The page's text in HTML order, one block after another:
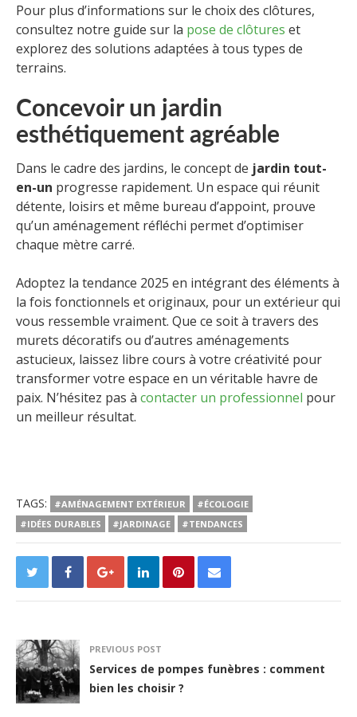
Pour plus d’informations sur le choix des clôtures,
consultez notre guide sur la pose de clôtures et
explorez des solutions adaptées à tous types de
terrains.
Concevoir un jardin
esthétiquement agréable
Dans le cadre des jardins, le concept de jardin tout-
en-un progresse rapidement. Un espace qui réunit
détente, loisirs et même bureau d’appoint, prouve
qu’un aménagement réfléchi permet d’optimiser
chaque mètre carré.
Adoptez la tendance 2025 en intégrant des éléments à
la fois fonctionnels et originaux, pour un extérieur qui
vous ressemble vraiment. Que ce soit à travers des
murets décoratifs ou d’autres aménagements
astucieux, laissez libre cours à votre créativité pour
transformer votre espace en un véritable havre de
paix. N’hésitez pas à contacter un professionnel pour
un meilleur résultat.
TAGS: #AMÉNAGEMENT EXTÉRIEUR
#ÉCOLOGIE
#IDÉES DURABLES
#JARDINAGE #TENDANCES
PREVIOUS POST
Services de pompes funèbres : comment
bien les choisir ?